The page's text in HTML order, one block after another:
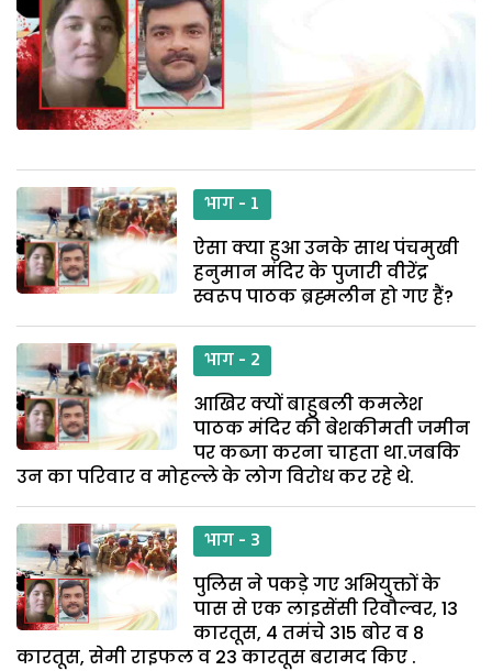
भाग - 1
ऐसा क्या हुआ उनके साथ पंचमुखी
हनुमान मंदिर के पुजारी वीरेंद्र
स्वरूप पाठक ब्रह्मलीन हो गए हैं?
भाग - 2
आखिर क्यों बाहुबली कमलेश
पाठक मंदिर की बेशकीमती जमीन
पर कब्जा करना चाहता था.जबकि
उन का परिवार व मोहल्ले के लोग विरोध कर रहे थे.
भाग - 3
पुलिस ने पकड़े गए अभियुक्तों के
पास से एक लाइसेंसी रिवौल्वर, 13
कारतूस, 4 तमंचे 315 बोर व 8
कारतूस, सेमी राइफल व 23 कारतूस बरामद किए .